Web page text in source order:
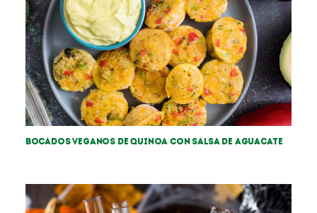
Bocados veganos de Quinoa con salsa de aguacate